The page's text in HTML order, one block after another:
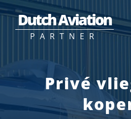
Dutch Aviation
PARTNER
Privé